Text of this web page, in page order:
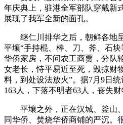
年庆典上，驻港全军部队穿戴新
展现了我军全新的面孔。
继仁川排华之后，朝鲜各地呈
平壤“手持棍、棒、刀、斧、石
华侨家房，不问农工商贾，分队
女老长，恃平易近至死，毁掠财
料，到处设法放火”。据7月9日
163人，下落不明者63人，丧失财
平壤之外，正在汉城、釜山
同华侨、焚烧华侨商铺的严沉。